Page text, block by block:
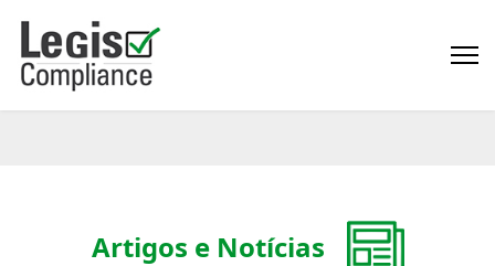
Artigos e Notícias